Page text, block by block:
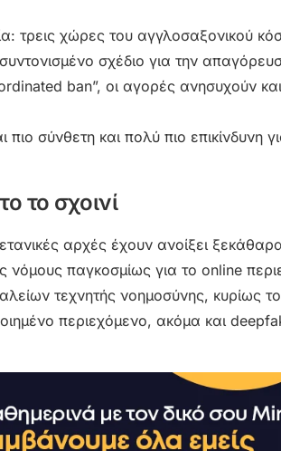
τρεις χώρες του αγγλοσαξονικού
σχέδιο για την
ban”, οι αγορές ανησυχούν
σύνθετη και πολύ πιο επικίνδυνη
το σχοινί
αρχές έχουν ανοίξει
παγκοσμίως για το online
τεχνητής νοημοσύνης, κυρίως
περιεχόμενο, ακόμα και